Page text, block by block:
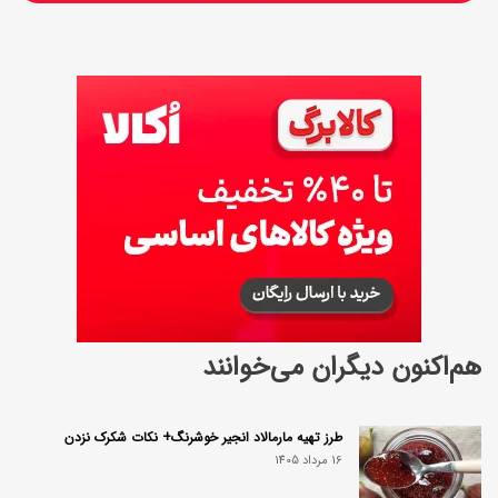
هم‌اکنون دیگران می‌خوانند
طرز تهیه مارمالاد انجیر خوشرنگ+ نکات شکرک نزدن
16 مرداد 1405